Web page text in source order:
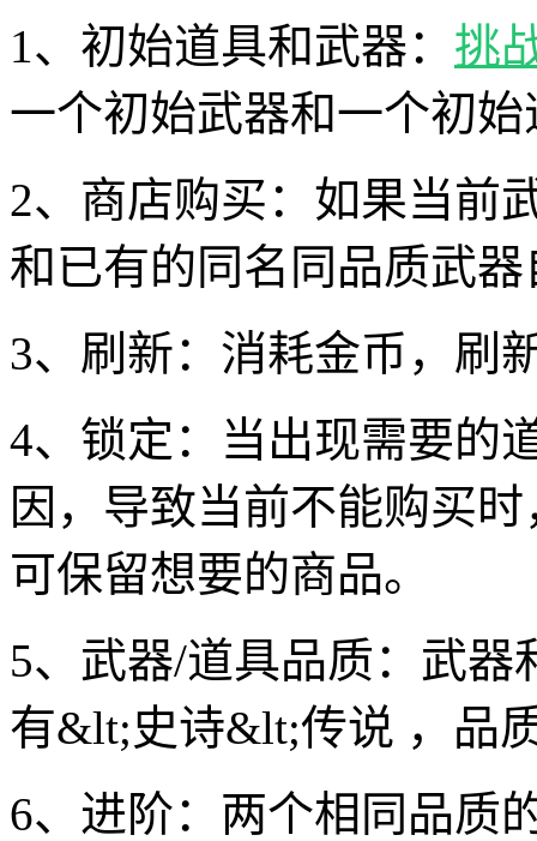
1、初始道具和武器： 挑
一个初始武器和一个初始
2、商店购买：如果当前
和已有的同名同品质武
3、刷新：消耗金币，刷
4、锁定：当出现需要的
因，导致当前不能购买
可保留想要的商品。
5、武器/道具品质：武
有&lt;史诗&lt;传说 ，品
6、进阶：两个相同品质